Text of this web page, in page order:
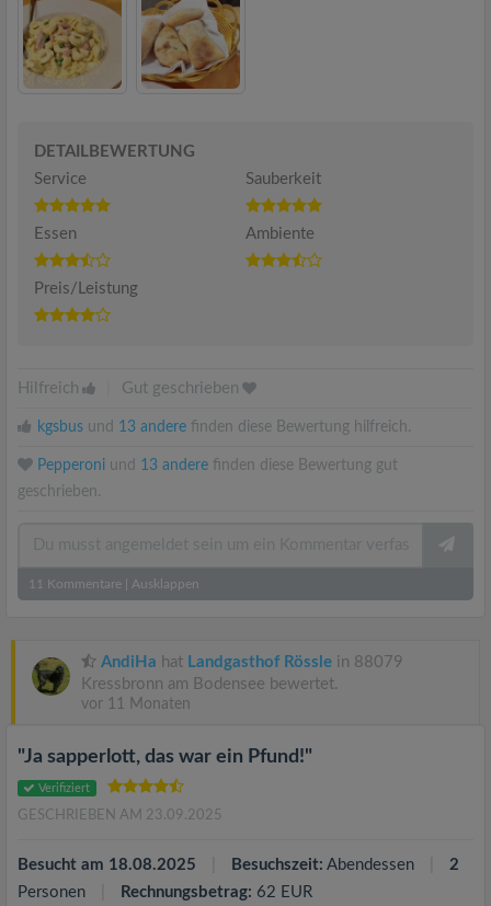
DETAILBEWERTUNG
Service
Sauberkeit
Essen Ambiente
Preis/Leistung
Hilfreich Gut geschrieben
kgsbus und 13 andere finden diese Bewertung hilfreich.
Pepperoni und 13 andere finden diese Bewertung gut
geschrieben.
11 Kommentare Ausklappen
AndiHa hat Landgasthof Rössle in 88079
Kressbronn am Bodensee bewertet.
vor 11 Monaten
"Ja sapperlott, das war ein Pfund!"
Verifiziert
GESCHRIEBEN AM 23.09.2025
Besucht am 18.08.2025 Besuchszeit: Abendessen
2
Personen
Rechnungsbetrag: 62 EUR